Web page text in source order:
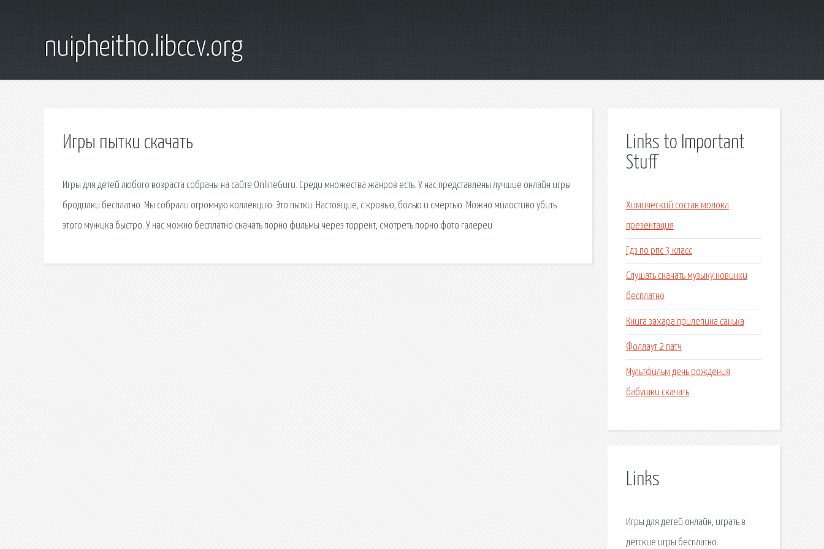
nuipheitho.libccv.org
Игры пытки скачать
Игры для детей любого возраста собраны на сайте OnlineGuru. Среди множества жанров есть. У нас представлены лучшие онлайн игры
бродилки бесплатно. Мы собрали огромную коллекцию. Это пытки. Настоящие, с кровью, болью и смертью. Можно милостиво убить
этого мужика быстро. У нас можно бесплатно скачать порно фильмы через торрент, смотреть порно фото галереи
Links to Important
Stuff
Химический состав молока
презентация
Гдз по рпс 3 класс
Слушать скачать музыку новинки
бесплатно
Книга захара прилепина санька
Фоллаут 2 патч
Мультфильм день рождения
бабушки скачать
Links
Игры для детей онлайн, играть в
детские игры бесплатно.